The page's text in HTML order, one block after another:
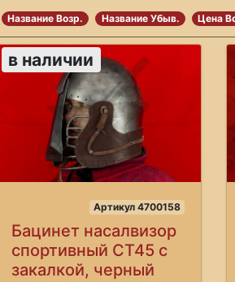
Название Возр. Название Убыв. Цена
в наличии
Артикул 4700158
Бацинет насалвизор
спортивный СТ45 с
закалкой, черный